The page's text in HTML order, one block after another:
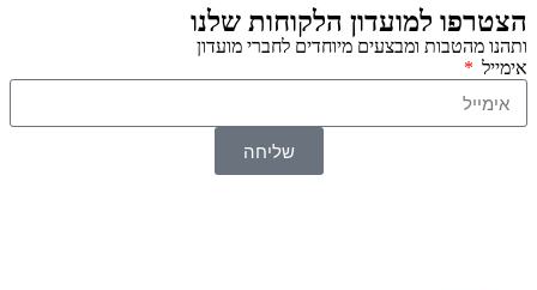
הצטרפו למועדון הלקוחות שלנו
ותהנו מהטבות ומבצעים מיוחדים לחברי מועדון
אימייל
שליחה